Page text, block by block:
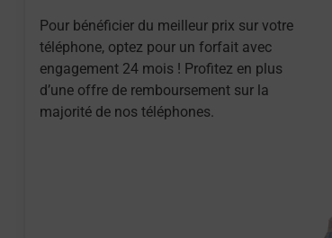
Pour bénéficier du meilleur prix sur votre
téléphone, optez pour un forfait avec
engagement 24 mois ! Profitez en plus
d’une offre de remboursement sur la
majorité de nos téléphones.